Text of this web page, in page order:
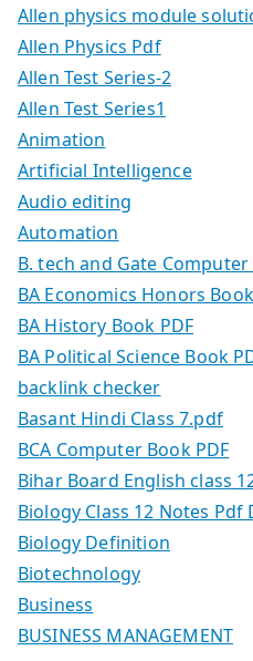
Allen physics module
Allen Physics Pdf
Allen Test Series-2
Allen Test Series1
Animation
Artificial Intelligence
Audio editing
Automation
B. tech and Gate
BA Economics Honors
BA History Book PDF
BA Political Science Book
backlink checker
Basant Hindi Class 7.pdf
BCA Computer Book PDF
Bihar Board English class
Biology Class 12 Notes Pdf
Biology Definition
Biotechnology
Business
BUSINESS MANAGEMENT